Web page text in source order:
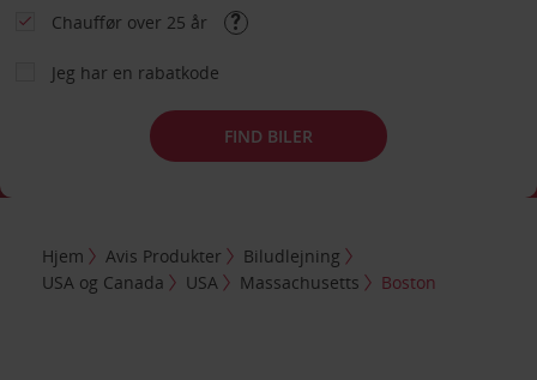
Chauffør over 25 år
Jeg har en rabatkode
FIND BILER
Hjem Avis Produkter
Biludlejning
USA og Canada
USA Massachusetts Boston